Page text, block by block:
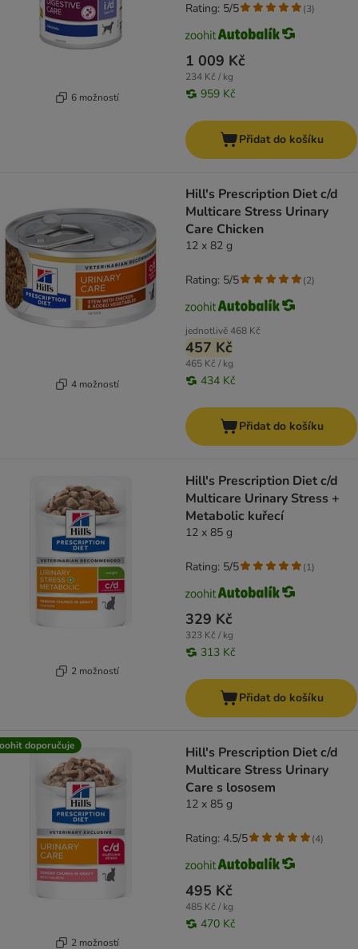
6 možností
1 009 Kč
234 Kč / kg
959 Kč
Rating: 5/5 (3)
Přidat do košíku
4 možností
Hill's Prescription Diet c/d
Multicare Stress Urinary
Care Chicken
12 x 82 g
jednotlivě468 Kč
457 Kč
465 Kč / kg
434 Kč
Rating: 5/5 (2)
Přidat do košíku
2 možností
Hill's Prescription Diet c/d
Multicare Urinary Stress +
Metabolic kuřecí
12 x 85 g
329 Kč
323 Kč / kg
313 Kč
Rating: 5/5 (1)
Přidat do košíku
doporučuje
2 možností
Hill's Prescription Diet c/d
Multicare Stress Urinary
Care s lososem
12 x 85 g
495 Kč
485 Kč / kg
470 Kč
Rating: 4.5/5 (4)